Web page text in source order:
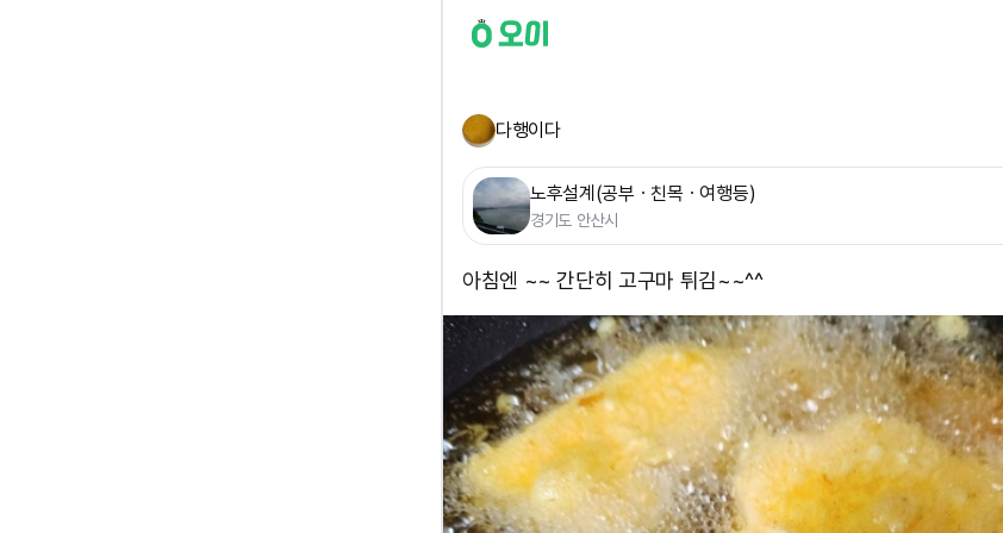
다행이다
노후설계(공부ㆍ친목ㆍ여행등)
경기도 안산시
아침엔 ~~ 간단히 고구마 튀김~~^^